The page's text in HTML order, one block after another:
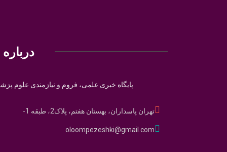
درباره
پایگاه خبری علمی، فروم و نیازمندی علوم
تهران پاسداران، بهستان هفتم، پلاک2، طبقه 1-
oloompezeshki@gmail.com